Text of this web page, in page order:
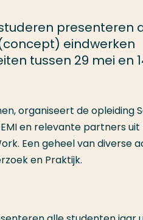
presenteren
eindwerken
tussen 29 mei en
organiseert de opleiding
en relevante partners
Een geheel van diverse
en Praktijk.